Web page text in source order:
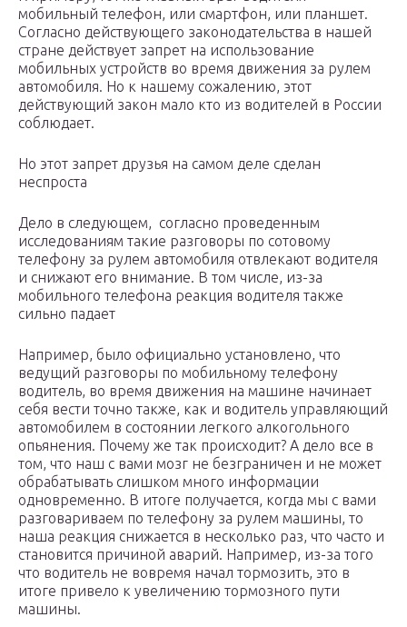
мобильный телефон, или смартфон, или планшет.
Согласно действующего законодательства в нашей
стране действует запрет на использование
мобильных устройств во время движения за рулем
автомобиля. Но к нашему сожалению, этот
действующий закон мало кто из водителей в России
соблюдает.
Но этот запрет друзья на самом деле сделан
неспроста
Дело в следующем, согласно проведенным
исследованиям такие разговоры по сотовому
телефону за рулем автомобиля отвлекают водителя
и снижают его внимание. В том числе, из-за
мобильного телефона реакция водителя также
сильно падает
Например, было официально установлено, что
ведущий разговоры по мобильному телефону
водитель, во время движения на машине начинает
себя вести точно также, как и водитель управляющий
автомобилем в состоянии легкого алкогольного
опьянения. Почему же так происходит? А дело все в
том, что наш с вами мозг не безграничен и не может
обрабатывать слишком много информации
одновременно. В итоге получается, когда мы с вами
разговариваем по телефону за рулем машины, то
наша реакция снижается в несколько раз, что часто и
становится причиной аварий. Например, из-за того
что водитель не вовремя начал тормозить, это в
итоге привело к увеличению тормозного пути
машины.